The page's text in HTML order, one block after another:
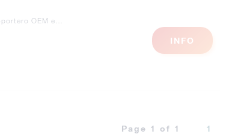
OEM e…
INFO
Page 1 of 1 1